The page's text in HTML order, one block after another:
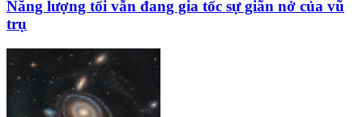
Năng lượng tối vẫn đang gia tốc sự giãn nở của vũ
trụ